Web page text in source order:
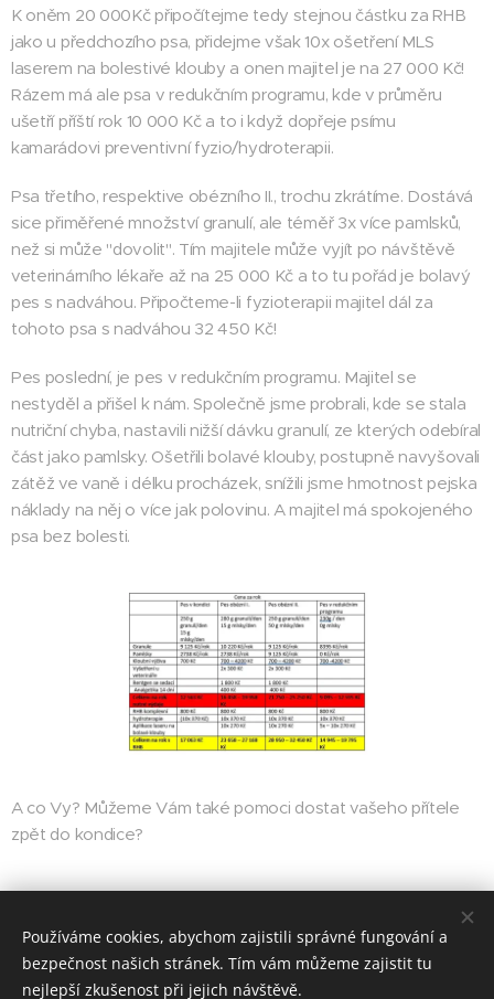
K oněm 20 000Kč připočítejme tedy stejnou částku za RHB
jako u předchozího psa, přidejme však 10x ošetření MLS
laserem na bolestivé klouby a onen majitel je na 27 000 Kč!
Rázem má ale psa v redukčním programu, kde v průměru
ušetří příští rok 10 000 Kč a to i když dopřeje psímu
kamarádovi preventivní fyzio/hydroterapii.
Psa třetího, respektive obézního II., trochu zkrátíme. Dostává
sice přiměřené množství granulí, ale téměř 3x více pamlsků,
než si může "dovolit". Tím majitele může vyjít po návštěvě
veterinárního lékaře až na 25 000 Kč a to tu pořád je bolavý
pes s nadváhou. Připočteme-li fyzioterapii majitel dál za
tohoto psa s nadváhou 32 450 Kč!
Pes poslední, je pes v redukčním programu. Majitel se
nestyděl a přišel k nám. Společně jsme probrali, kde se stala
nutriční chyba, nastavili nižší dávku granulí, ze kterých odebíral
část jako pamlsky. Ošetřili bolavé klouby, postupně navyšovali
zátěž ve vaně i délku procházek, snížili jsme hmotnost pejska
náklady na něj o více jak polovinu. A majitel má spokojeného
psa bez bolesti.
A co Vy? Můžeme Vám také pomoci dostat vašeho přítele
zpět do kondice?
Používáme cookies, abychom zajistili správné fungování a
bezpečnost našich stránek. Tím vám můžeme zajistit tu
nejlepší zkušenost při jejich návštěvě.